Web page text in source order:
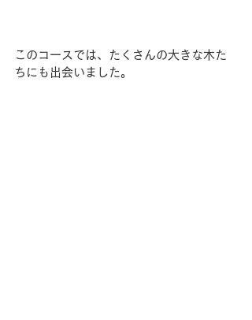
このコースでは、たくさんの大きな木た
ちにも出会いました。